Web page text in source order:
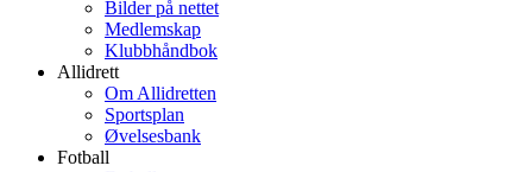
Bilder på nettet
Medlemskap
Klubbhåndbok
Allidrett
Om Allidretten
Sportsplan
Øvelsesbank
Fotball